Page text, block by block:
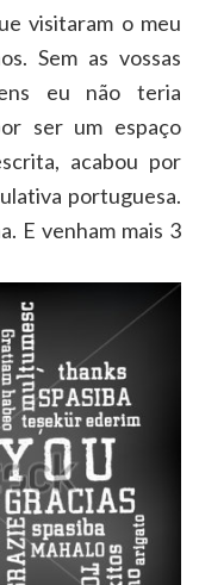
visitaram o meu
Sem as vossas
eu não teria
ser um espaço
acabou por
portuguesa.
E venham mais 3